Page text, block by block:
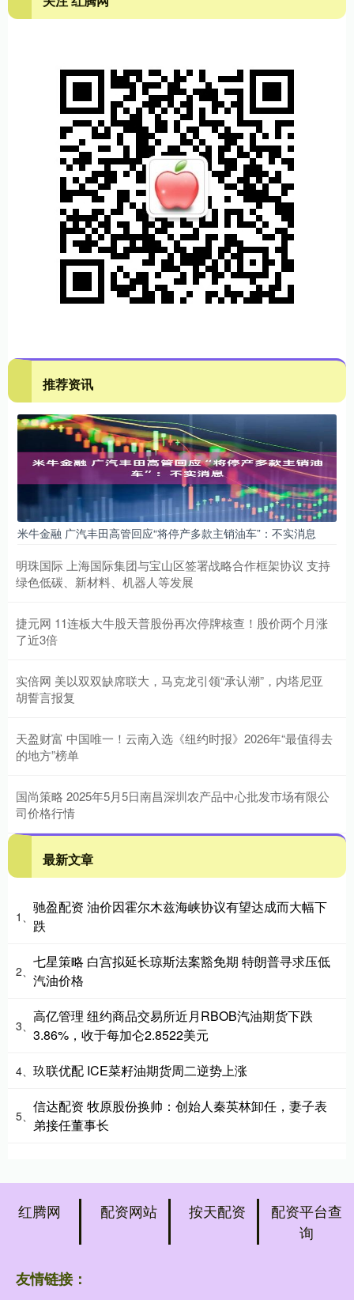
推荐资讯
米牛金融 广汽丰田高管回应“将停产多款主销油车”：不实消息
明珠国际 上海国际集团与宝山区签署战略合作框架协议 支持
绿色低碳、新材料、机器人等发展
捷元网 11连板大牛股天普股份再次停牌核查！股价两个月涨
了近3倍
实倍网 美以双双缺席联大，马克龙引领“承认潮”，内塔尼亚
胡誓言报复
天盈财富 中国唯一！云南入选《纽约时报》2026年“最值得去
的地方”榜单
国尚策略 2025年5月5日南昌深圳农产品中心批发市场有限公
司价格行情
最新文章
1、
驰盈配资 油价因霍尔木兹海峡协议有望达成而大幅下
跌
2、
七星策略 白宫拟延长琼斯法案豁免期 特朗普寻求压低
汽油价格
3、
高亿管理 纽约商品交易所近月RBOB汽油期货下跌
3.86%，收于每加仑2.8522美元
4、 玖联优配 ICE菜籽油期货周二逆势上涨
5、
信达配资 牧原股份换帅：创始人秦英林卸任，妻子表
弟接任董事长
红腾网 配资网站 按天配资
配资平台查
询
友情链接：